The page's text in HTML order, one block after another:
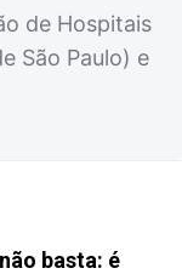
de Hospitais
São Paulo) e
basta: é